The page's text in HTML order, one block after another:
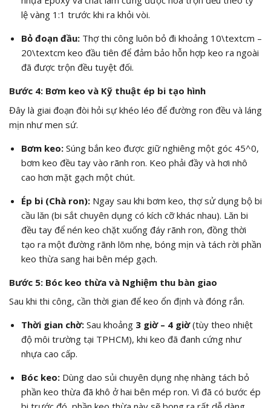
lệ vàng 1:1 trước khi ra khỏi vòi.
Bỏ đoạn đầu:Thợ thi công luôn bỏ đi khoảng 10\textcm –
20\textcm keo đầu tiên để đảm bảo hỗn hợp keo ra ngoài
đã được trộn đều tuyệt đối.
Bước 4: Bơm keo và Kỹ thuật ép bi tạo hình
Đây là giai đoạn đòi hỏi sự khéo léo để đường ron đều và láng
mịn như men sứ.
Bơm keo:Súng bắn keo được giữ nghiêng một góc 45^0,
bơm keo đều tay vào rãnh ron. Keo phải đầy và hơi nhô
cao hơn mặt gạch một chút.
Ép bi (Chà ron):Ngay sau khi bơm keo, thợ sử dụng bộ bi
cầu lăn (bi sắt chuyên dụng có kích cỡ khác nhau). Lăn bi
đều tay để nén keo chặt xuống đáy rãnh ron, đồng thời
tạo ra một đường rãnh lõm nhẹ, bóng mịn và tách rời phần
keo thừa sang hai bên mép gạch.
Bước 5: Bóc keo thừa và Nghiệm thu bàn giao
Sau khi thi công, cần thời gian để keo ổn định và đóng rắn.
Thời gian chờ:Sau khoảng 3 giờ – 4 giờ(tùy theo nhiệt
độ môi trường tại TPHCM), khi keo đã đanh cứng như
nhựa cao cấp.
Bóc keo:Dùng dao sủi chuyên dụng nhẹ nhàng tách bỏ
phần keo thừa đã khô ở hai bên mép ron. Vì đã có bước ép